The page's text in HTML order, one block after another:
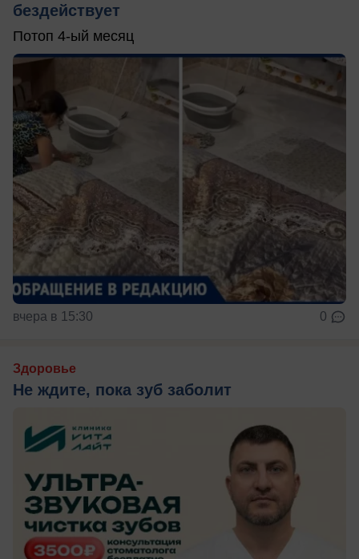
бездействует
Потоп 4-ый месяц
вчера в 15:30 0
Здоровье
Не ждите, пока зуб заболит